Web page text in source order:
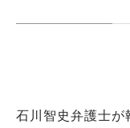
石川智史弁護士が